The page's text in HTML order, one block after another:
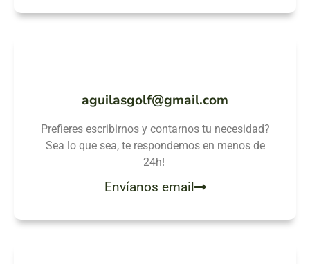
aguilasgolf@gmail.com
Prefieres escribirnos y contarnos tu necesidad?
Sea lo que sea, te respondemos en menos de
24h!
Envíanos email